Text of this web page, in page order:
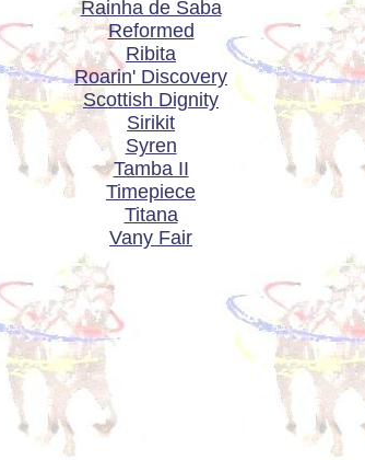
Rainha de Saba
Reformed
Ribita
Roarin' Discovery
Scottish Dignity
Sirikit
Syren
Tamba II
Timepiece
Titana
Vany Fair